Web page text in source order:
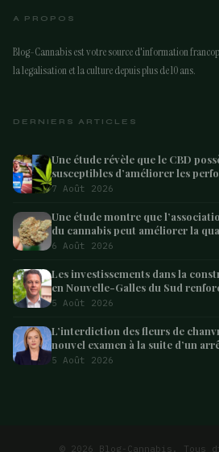
A PROPOS
Blog-Cannabis est votre source d'information
la legalisation et la culture depuis plus de 10 ans.
DERNIERS ARTICLES
Une étude révèle que le CBD
susceptibles d’améliorer les
pourrait aider les athlètes à
7 Août 2026
Une étude montre que
du cannabis peut améliorer la
atteints de démence – Marijuana
6 Août 2026
Les investissements dans la
en Nouvelle-Galles du Sud
en tant que leader australien
5 Août 2026
L’interdiction des fleurs de
nouvel examen à la suite d’un
concernant les saisies
5 Août 2026
© 2026 Blog-Cannabis. Tous